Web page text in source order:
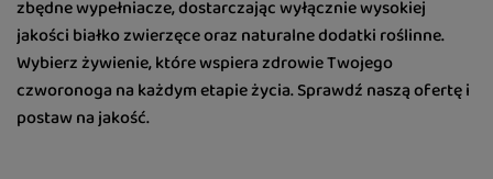
zbędne wypełniacze, dostarczając wyłącznie wysokiej
jakości białko zwierzęce oraz naturalne dodatki roślinne.
Wybierz żywienie, które wspiera zdrowie Twojego
czworonoga na każdym etapie życia. Sprawdź naszą ofertę i
postaw na jakość.